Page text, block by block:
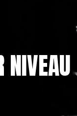
NIVEAU